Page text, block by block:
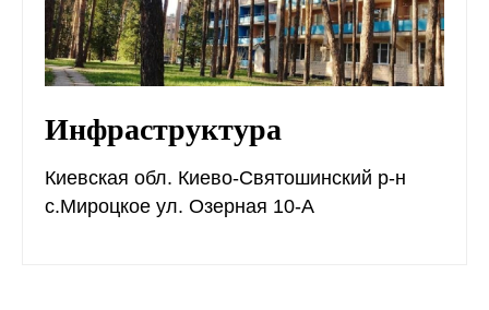
Инфраструктура
Киевская обл. Киево-Святошинский р-н
с.Мироцкое ул. Озерная 10-А